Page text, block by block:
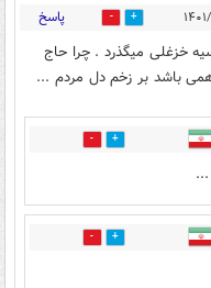
12 پاسخ
خزغلی میگذرد . چرا حاج
باشد بر زخم دل مردم ...
3
1